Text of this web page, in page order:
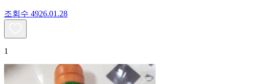
조회수 4926.01.28
1